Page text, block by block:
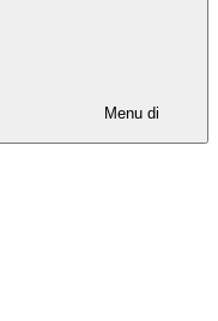
Menu di